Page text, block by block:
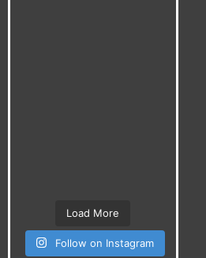
Load More
Follow on Instagram